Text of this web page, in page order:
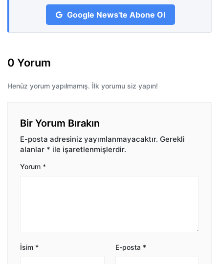
Google News'te Abone Ol
0 Yorum
Henüz yorum yapılmamış. İlk yorumu siz yapın!
Bir Yorum Bırakın
E-posta adresiniz yayımlanmayacaktır. Gerekli
alanlar * ile işaretlenmişlerdir.
Yorum *
İsim * E-posta *